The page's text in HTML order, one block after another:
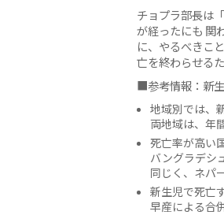
チョプラ部長は
が経ったにも 関
に、やるべきこ
亡を終わらせる
■参考情報：新
地域別では、
両地域は、年
死亡率が高い
バングラデシ
同じく、ネパ
新生児で死亡
早産による合